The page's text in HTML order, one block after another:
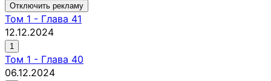
Отключить рекламу
Том 1 - Глава 41
12.12.2024
1
Том 1 - Глава 40
06.12.2024